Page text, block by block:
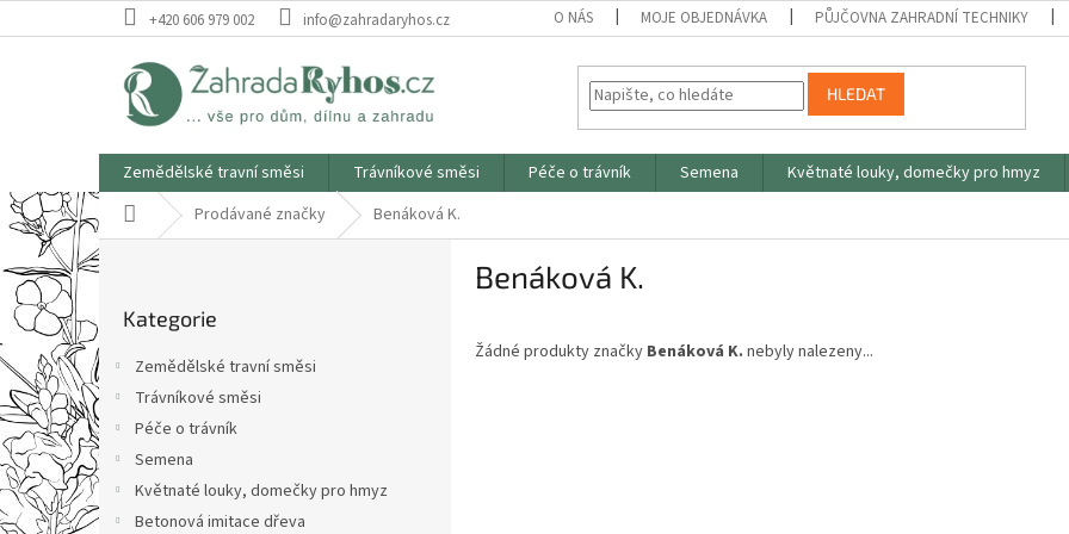
na
+420 606 979 002 info@zahradaryhos.cz O NÁS MOJE OBJEDNÁVKA PŮJČOVNA ZAHRADNÍ TECHNIKY
HLEDAT
Zemědělské travní směsi Trávníkové směsi Péče o trávník Semena Květnaté louky, domečky pro hmyz
Domů Prodávané značky Benáková K.
P
o
r
a
n
n
í
p
a
kategorie
Kategorie
Zemědělské travní směsi
Trávníkové směsi
Péče o trávník
Semena
Květnaté louky, domečky pro hmyz
Betonová imitace dřeva
Benáková K.
Žádné produkty značky Benáková K. nebyly nalezeny...